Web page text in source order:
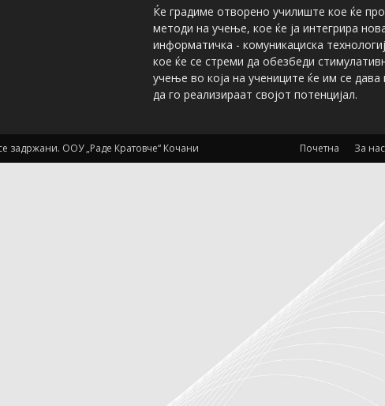
Ќе градиме отворено училиште кое ќе
методи на учење, кое ќе ја интегрира
информатичка - комуникациска
кое ќе се стреми да обезбеди
учење во која на учениците ќе им се
да го реализираат својот потенцијал.
Почетна За нас
задржани. ООУ „Раде Кратовче“ Кочани